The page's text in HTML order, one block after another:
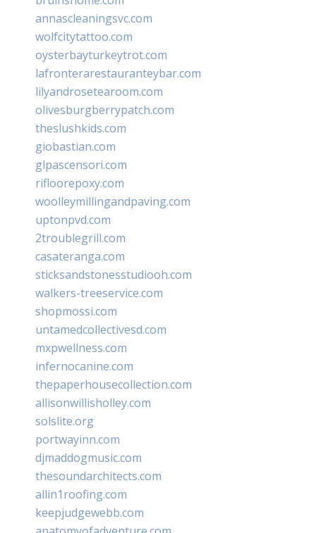
annascleaningsvc.com
wolfcitytattoo.com
oysterbayturkeytrot.com
lafronterarestauranteybar.com
lilyandrosetearoom.com
olivesburgberrypatch.com
theslushkids.com
giobastian.com
glpascensori.com
rifloorepoxy.com
woolleymillingandpaving.com
uptonpvd.com
2troublegrill.com
casateranga.com
sticksandstonesstudiooh.com
walkers-treeservice.com
shopmossi.com
untamedcollectivesd.com
mxpwellness.com
infernocanine.com
thepaperhousecollection.com
allisonwillisholley.com
solslite.org
portwayinn.com
djmaddogmusic.com
thesoundarchitects.com
allin1roofing.com
keepjudgewebb.com